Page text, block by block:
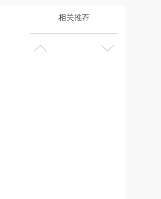
相关推荐